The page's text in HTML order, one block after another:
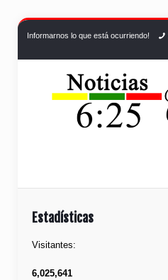
Informarnos lo que está ocurriendo!
Estadísticas
Visitantes:
6,025,641